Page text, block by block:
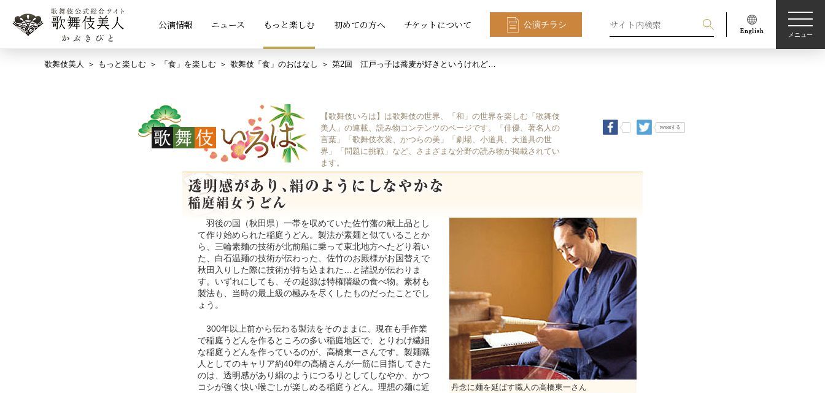
公演情報 ニュース もっと楽しむ 初めての方へ チケットについて 公演チラシ
メニュー
歌舞伎美人 もっと楽しむ 「食」を楽しむ 歌舞伎「食」のおはなし 第2回 江戸っ子は蕎麦が好きというけれど…
【歌舞伎いろは】は歌舞伎の世界、「和」の世界を楽しむ「歌舞伎
美人」の連載、読み物コンテンツのページです。「俳優、著名人の
言葉」「歌舞伎衣裳、かつらの美」「劇場、小道具、大道具の世
界」「問題に挑戦」など、さまざまな分野の読み物が掲載されてい
ます。
tweetする
羽後の国（秋田県）一帯を収めていた佐竹藩の献上品とし
て作り始められた稲庭うどん。製法が素麺と似ていることか
ら、三輪素麺の技術が北前船に乗って東北地方へたどり着い
た、白石温麺の技術が伝わった、佐竹のお殿様がお国替えで
秋田入りした際に技術が持ち込まれた…と諸説が伝わりま
す。いずれにしても、その起源は特権階級の食べ物。素材も
製法も、当時の最上級の極みを尽くしたものだったことでし
ょう。
300年以上前から伝わる製法をそのままに、現在も手作業
で稲庭うどんを作るところの多い稲庭地区で、とりわけ繊細
な稲庭うどんを作っているのが、高橋東一さんです。製麺職
人としてのキャリア約40年の高橋さんが一筋に目指してきた
のは、透明感があり絹のようにつるりとしてしなやか、かつ
コシが強く快い喉ごしが楽しめる稲庭うどん。理想の麺に近
丹念に麺を延ばす職人の高橋東一さん